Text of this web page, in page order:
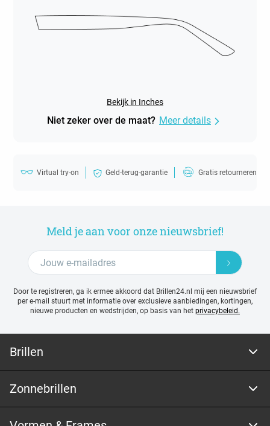
Bekijk in Inches
Niet zeker over de maat? Meer details
Virtual try-on Geld-terug-garantie Gratis retourneren
Meld je aan voor onze nieuwsbrief!
Door te registreren, ga ik ermee akkoord dat Brillen24.nl mij een nieuwsbrief
per e-mail stuurt met informatie over exclusieve aanbiedingen, kortingen,
nieuwe producten en wedstrijden, op basis van het privacybeleid.
Brillen
Zonnebrillen